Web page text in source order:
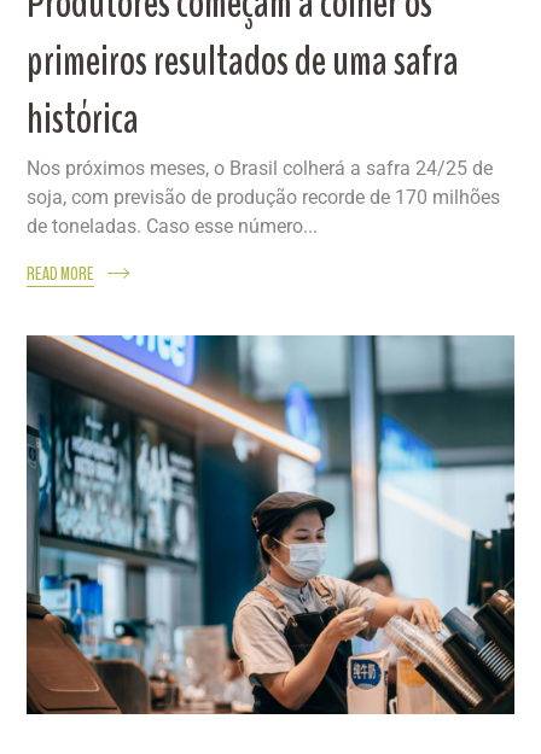
primeiros resultados de uma safra
histórica
Nos próximos meses, o Brasil colherá a safra 24/25 de
soja, com previsão de produção recorde de 170 milhões
de toneladas. Caso esse número...
READ MORE